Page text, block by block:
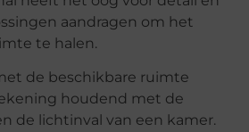
aandragen om het
te halen.
de beschikbare ruimte
houdend met de
de lichtinval van een kamer.